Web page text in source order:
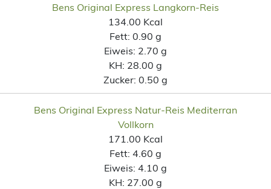
Bens Original Express Langkorn-Reis
134.00 Kcal
Fett: 0.90 g
Eiweis: 2.70 g
KH: 28.00 g
Zucker: 0.50 g
Bens Original Express Natur-Reis Mediterran
Vollkorn
171.00 Kcal
Fett: 4.60 g
Eiweis: 4.10 g
KH: 27.00 g